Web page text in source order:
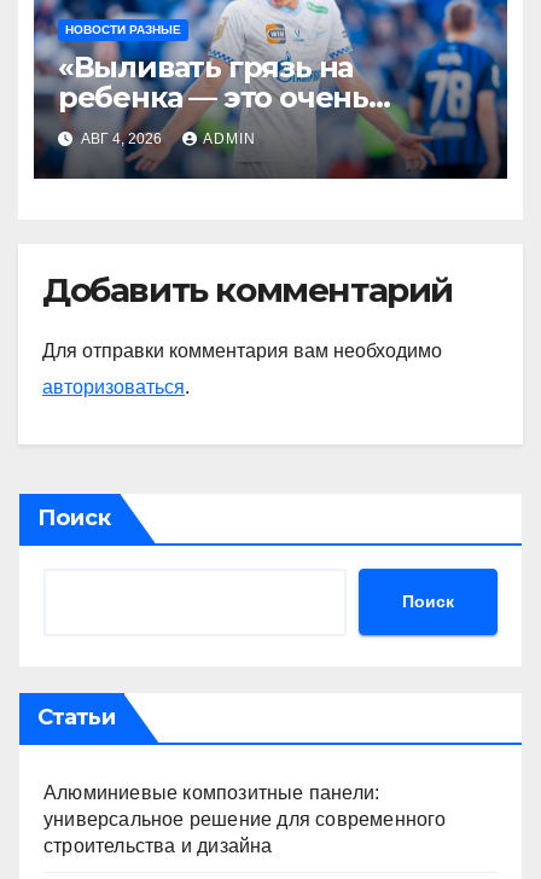
НОВОСТИ РАЗНЫЕ
«Выливать грязь на
ребенка — это очень
мерзкая история» —
Радимов о ситуации с
сыном Соболева
АВГ 4, 2026 ADMIN
Добавить комментарий
Для отправки комментария вам необходимо
авторизоваться.
Поиск
Поиск
Статьи
Алюминиевые композитные панели:
универсальное решение для современного
строительства и дизайна